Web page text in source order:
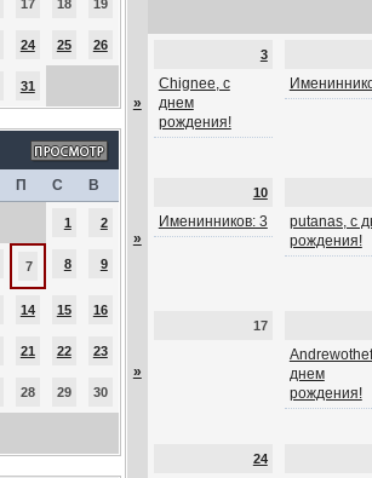
17 18 19
24 25 26
31
П С В
1 2
7 8 9
14 15 16
21 22 23
28 29 30
»
3
Chignee, с
днем
рождения!
»
10
Именинников: 3
putanas, с
рождения!
»
17
днем
рождения!
24